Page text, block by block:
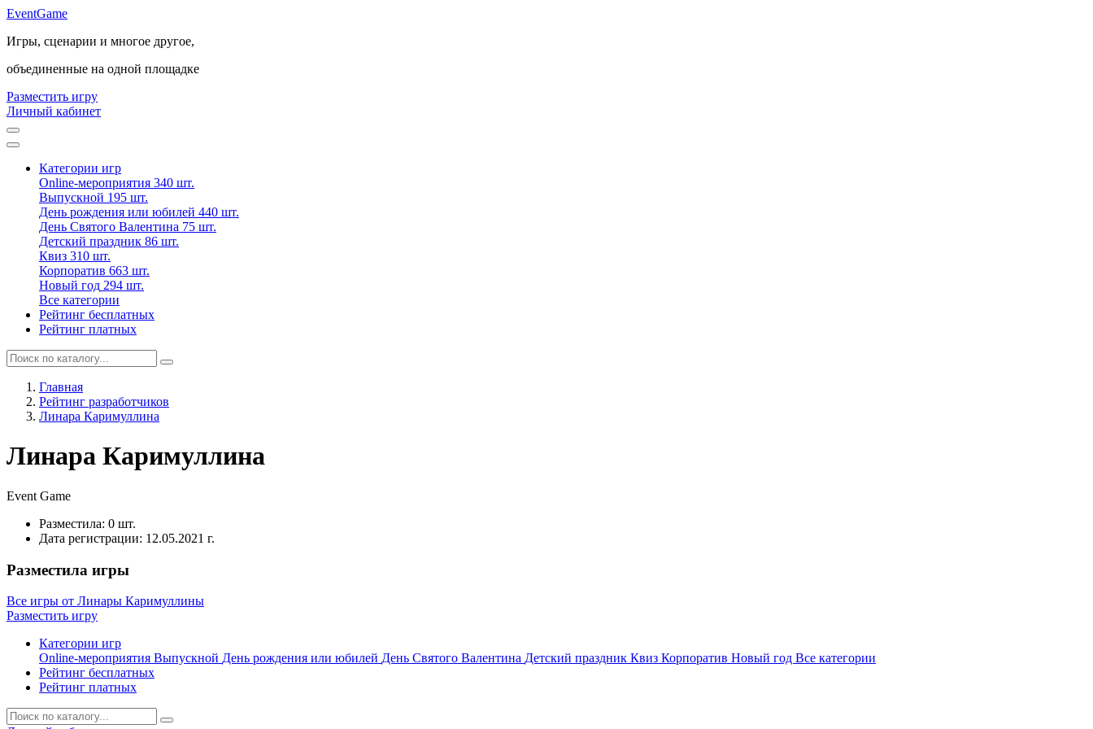
EventGame
Игры, сценарии и многое другое,
объединенные на одной площадке
Разместить игру
Личный кабинет
Категории игр
Online-мероприятия 340 шт.
Выпускной 195 шт.
День рождения или юбилей 440 шт.
День Святого Валентина 75 шт.
Детский праздник 86 шт.
Квиз 310 шт.
Корпоратив 663 шт.
Новый год 294 шт.
Все категории
Рейтинг бесплатных
Рейтинг платных
Главная
Рейтинг разработчиков
Линара Каримуллина
Линара Каримуллина
Event Game
Разместила: 0 шт.
Дата регистрации: 12.05.2021 г.
Разместила игры
Все игры от Линары Каримуллины
Разместить игру
Категории игр
Online-мероприятия Выпускной День рождения или юбилей День Святого Валентина Детский праздник Квиз Корпоратив Новый год Все категории
Рейтинг бесплатных
Рейтинг платных